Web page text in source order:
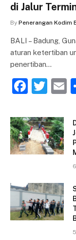
di Jalur
By Penerangan Kodim
BALI – Badung,
aturan ketertiban
penertiban…
F
c
e
b
o
k
T
itt
er
E